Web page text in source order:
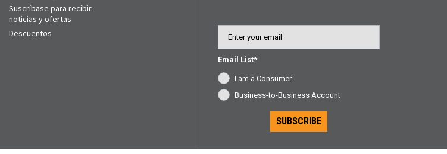
Suscríbase para recibir
noticias y ofertas
Descuentos
Email List*
I am a Consumer
Business-to-Business Account
SUBSCRIBE